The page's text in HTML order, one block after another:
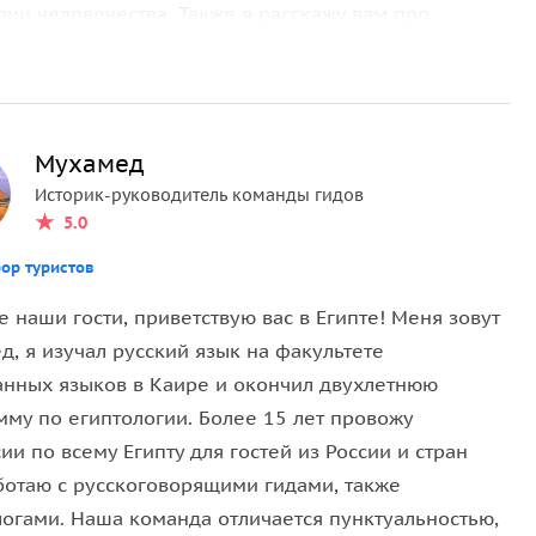
столица Древнего Египта, где зарождалась
и атмосфера подлинного величия,
— это прикосновение к истокам мировой.
Египта. Со Ступенчатой пирамиды — гробницы
— началось пирамидостроение.
место фараона Униса». Стены внутри
литературными «Текстами
в Египте со своими 24 гигантскими соркофагами
Мухамед
Историк-руководитель команды гидов
5.0
туристов
наши гости, приветствую вас в Египте! Меня зовут
я изучал русский язык на факультете
языков в Каире и окончил двухлетнюю
по египтологии. Более 15 лет провожу
по всему Египту для гостей из России и стран
с русскоговорящими гидами, также
Наша команда отличается пунктуальностью,